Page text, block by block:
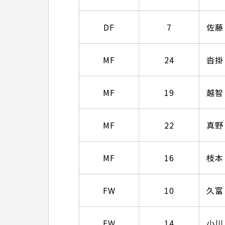
DF 7 佐
MF 24 沓
MF 19 越
MF 22 真
MF 16 枝
FW 10 久